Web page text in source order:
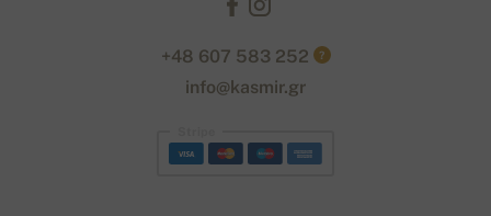
+48 607 583 252 ?
info@kasmir.gr